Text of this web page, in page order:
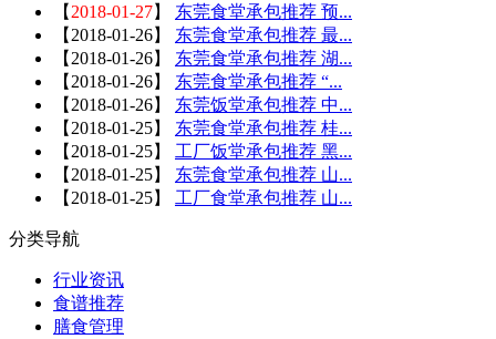
【 2018-01-27】 东莞食堂承包推荐 预...
【 2018-01-26】 东莞食堂承包推荐 最...
【 2018-01-26】 东莞食堂承包推荐 湖...
【 2018-01-26】 东莞食堂承包推荐 “...
【 2018-01-26】 东莞饭堂承包推荐 中...
【 2018-01-25】 东莞食堂承包推荐 桂...
【 2018-01-25】 工厂饭堂承包推荐 黑...
【 2018-01-25】 东莞食堂承包推荐 山...
【 2018-01-25】 工厂食堂承包推荐 山...
分类导航
行业资讯
食谱推荐
膳食管理